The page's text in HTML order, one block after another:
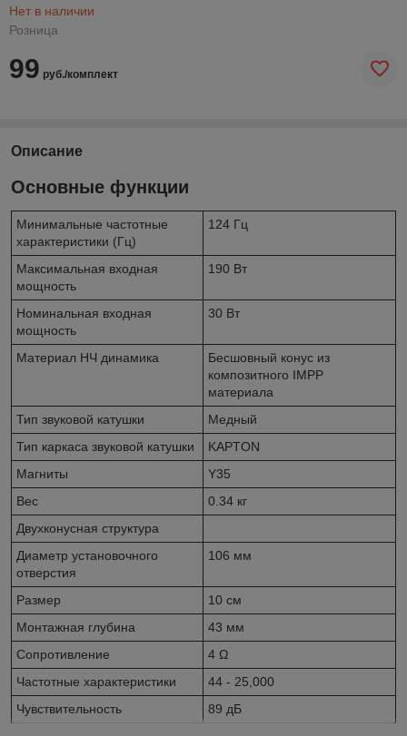
Нет в наличии
Розница
99 руб./комплект
Описание
Основные функции
Минимальные частотные
характеристики (Гц)
124 Гц
Максимальная входная
мощность
190 Вт
Номинальная входная
мощность
30 Вт
Материал НЧ динамика
Бесшовный конус из
композитного IMPP
материала
Тип звуковой катушки
Медный
Тип каркаса звуковой катушки
KAPTON
Магниты
Y35
Вес
0.34 кг
Двухконусная структура
Диаметр установочного
отверстия
106 мм
Размер
10 см
Монтажная глубина
43 мм
Сопротивление
4 Ω
Частотные характеристики
44 - 25,000
Чувствительность
89 дБ